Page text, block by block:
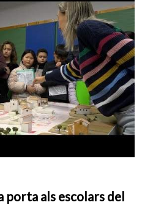
porta als escolars del